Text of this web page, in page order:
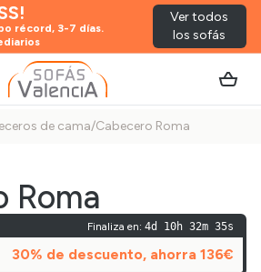
récord, 3-7 días.
Ver todos
los sofás
de cama/Cabecero Roma
Roma
Finaliza en: 4d 10h 32m 35s
30% de descuento, ahorra 136€